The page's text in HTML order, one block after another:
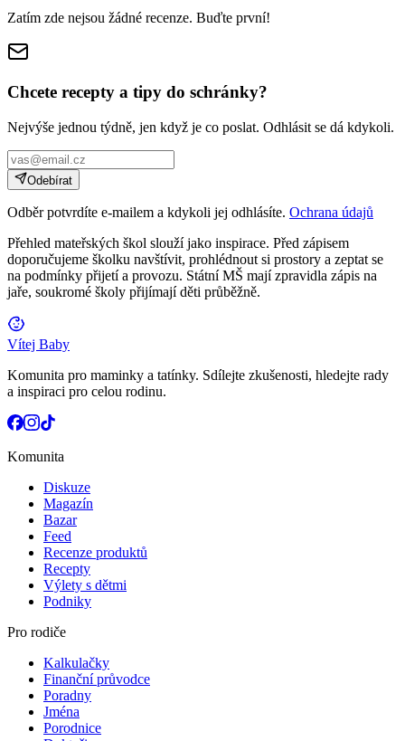
Zatím zde nejsou žádné recenze. Buďte první!
Chcete recepty a tipy do schránky?
Nejvýše jednou týdně, jen když je co poslat. Odhlásit se dá kdykoli.
Odebírat
Odběr potvrdíte e-mailem a kdykoli jej odhlásíte. Ochrana údajů
Přehled mateřských škol slouží jako inspirace. Před zápisem
doporučujeme školku navštívit, prohlédnout si prostory a zeptat se
na podmínky přijetí a provozu. Státní MŠ mají zpravidla zápis na
jaře, soukromé školy přijímají děti průběžně.
Vítej Baby
Komunita pro maminky a tatínky. Sdílejte zkušenosti, hledejte rady
a inspiraci pro celou rodinu.
Komunita
Diskuze
Magazín
Bazar
Feed
Recenze produktů
Recepty
Výlety s dětmi
Podniky
Pro rodiče
Kalkulačky
Finanční průvodce
Poradny
Jména
Porodnice